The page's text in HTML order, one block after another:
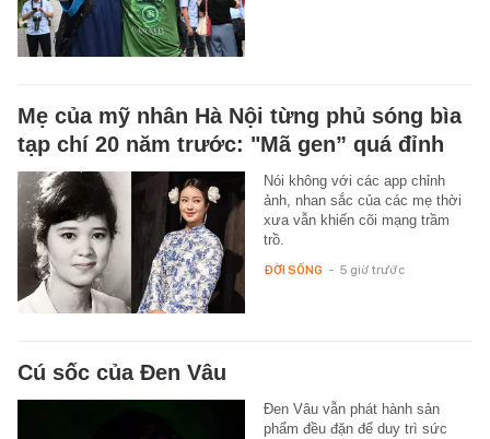
Mẹ của mỹ nhân Hà Nội từng phủ sóng bìa
tạp chí 20 năm trước: "Mã gen” quá đỉnh
Nói không với các app chỉnh
ảnh, nhan sắc của các mẹ thời
xưa vẫn khiến cõi mạng trầm
trồ.
ĐỜI SỐNG - 5 giờ trước
Cú sốc của Đen Vâu
Đen Vâu vẫn phát hành sản
phẩm đều đặn để duy trì sức